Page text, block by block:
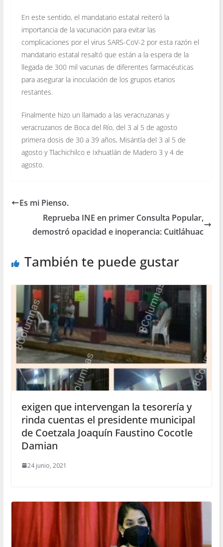
En este sentido, el mandatario estatal reiteró la
importancia de la vacunación para evitar las
complicaciones por el virus SARS-CoV-2 por esta razón el
mandatario estatal resaltó que están a la espera de la
llegada de 300 mil vacunas de diferentes farmacéuticas
para asegurar la inoculación de los grupos etarios
restantes.
Finalmente hizo un llamado a las veracruzanas y
veracruzanos de Boca del Río, del 3 al 5 de agosto
primera dosis de 30 a 39 años, Misántla del 3 al 5 de
agosto y Tlachichilco e Ixhuatlán de Madero 3 y 4 de
agosto.
Es mi Pienso.
Reprueba INE en primer Consulta Popular,
demostró opacidad e inoperancia: Cuitláhuac
También te puede gustar
exigen que intervengan la tesorería y
rinda cuentas el presidente municipal
de Coetzala Joaquín Faustino Cocotle
Damian
24 junio, 2021